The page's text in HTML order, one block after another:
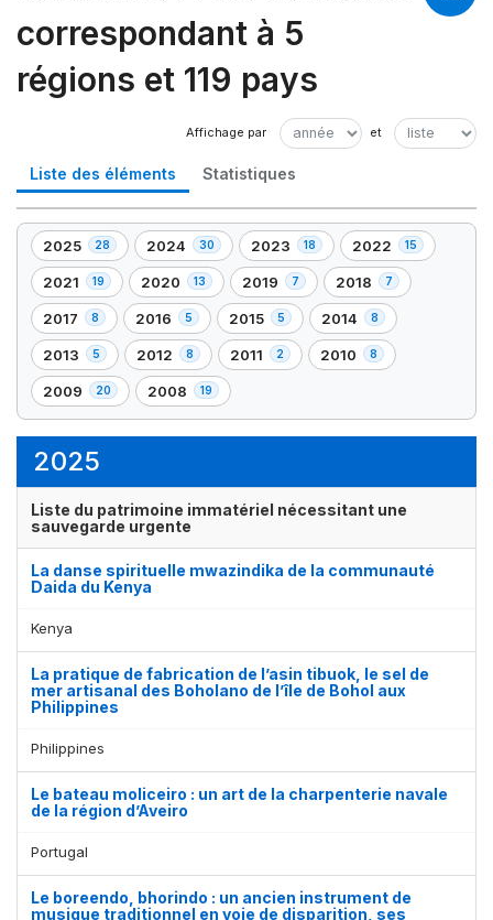
correspondant à 5
régions et 119 pays
Liste des éléments Statistiques
2025 28
,
28
élément(s)
2024 30
,
30
élément(s)
2023 18
,
18
élément(s)
2022 15
,
15
élément(s)
2021 19
,
19
élément(s)
2020 13
,
13
élément(s)
2019 7
,
7
élément(s)
2018 7
,
7
élément(s)
2017 8
,
8
élément(s)
2016 5
,
5
élément(s)
2015 5
,
5
élément(s)
2014 8
,
8
élément(s)
2013 5
,
5
élément(s)
2012 8
,
8
élément(s)
2011 2
,
2
2010 8
,
2009 20
,
20
2008 19
,
19
2025
Liste du patrimoine immatériel nécessitant une
sauvegarde urgente
La danse spirituelle mwazindika de la communauté
Daida du Kenya
Kenya
La pratique de fabrication de l’asin tibuok, le sel de
mer artisanal des Boholano de l’île de Bohol aux
Philippines
Philippines
Le bateau moliceiro : un art de la charpenterie navale
de la région d’Aveiro
Portugal
Le boreendo, bhorindo : un ancien instrument de
musique traditionnel en voie de disparition, ses